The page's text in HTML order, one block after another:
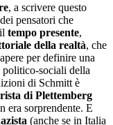
, a scrivere questo
pensatori che
tempo presente,
della realtà, che
per definire una
sociali della
di Schmitt è
di Plettemberg
era sorprendente. E
(anche se in Italia